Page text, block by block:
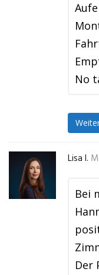
No
Lisa I.
Bei
Der